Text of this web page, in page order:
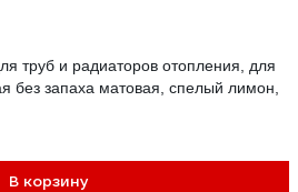
труб и радиаторов отопления, для
без запаха матовая, спелый лимон,
В корзину